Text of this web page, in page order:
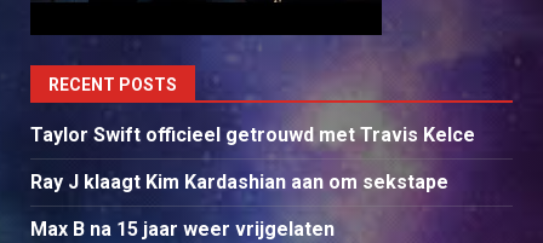
RECENT POSTS
Taylor Swift officieel getrouwd met Travis Kelce
Ray J klaagt Kim Kardashian aan om sekstape
Max B na 15 jaar weer vrijgelaten